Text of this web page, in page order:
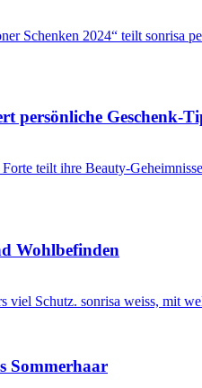
persönliche Geschenk-
Wohlbefinden
Sommerhaar